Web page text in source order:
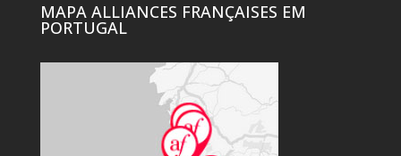
MAPA ALLIANCES FRANÇAISES EM
PORTUGAL